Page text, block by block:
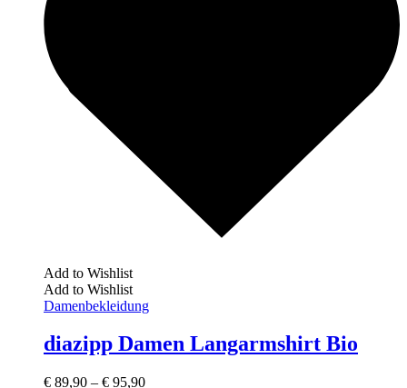
Add to Wishlist
Add to Wishlist
Damenbekleidung
diazipp Damen Langarmshirt Bio
€ 89,90 – € 95,90